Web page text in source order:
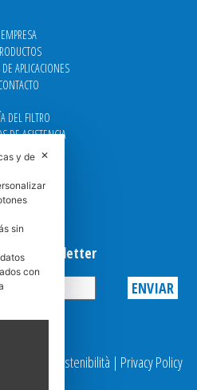
EMPRESA
APLICACIONES
DEL FILTRO
DE ASISTENCIA
NEWS
FAQ
CARRERA
a la Newsletter
Report Sostenibilità | Privacy Policy
✕
y de
sin
con